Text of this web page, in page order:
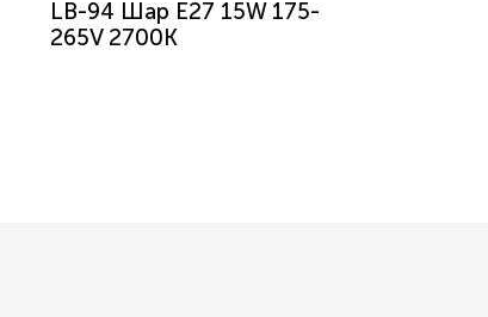
LB-94 Шар E27 15W 175-
265V 2700K